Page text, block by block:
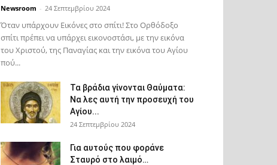
Newsroom - 24 Σεπτεμβρίου 2024
Όταν υπάρχουν Εικόνες στο σπίτι! Στο Ορθόδοξο
σπίτι πρέπει να υπάρχει εικονοστάσι, με την εικόνα
του Χριστού, της Παν­αγίας και την εικόνα του Αγίου
πού...
Τα βράδια γίνονται Θαύματα:
Να λες αυτή την προσευχή του
Αγίου...
24 Σεπτεμβρίου 2024
Για αυτούς που φοράνε
Σταυρό στο λαιμό…